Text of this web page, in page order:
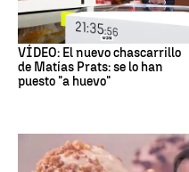
VÍDEO: El nuevo chascarrillo
de Matías Prats: se lo han
puesto "a huevo"